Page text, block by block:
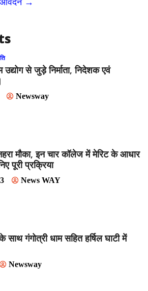
उद्योग से जुड़े निर्माता, निदेशक एवं
Newsway
मौका, इन चार कॉलेज में मेरिट के आधार
पूरी प्रक्रिया
News WAY
गंगोत्री धाम सहित हर्षिल घाटी में
Newsway